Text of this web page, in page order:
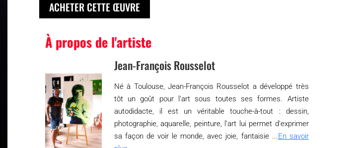
ACHETER CETTE ŒUVRE
À propos de l'artiste
Jean-François Rousselot
Né à Toulouse, Jean-François Rousselot a développé très
tôt un goût pour l’art sous toutes ses formes. Artiste
autodidacte, il est un véritable touche-à-tout : dessin,
photographie, aquarelle, peinture, l’art lui permet d’exprimer
sa façon de voir le monde, avec joie, fantaisie ...En savoir